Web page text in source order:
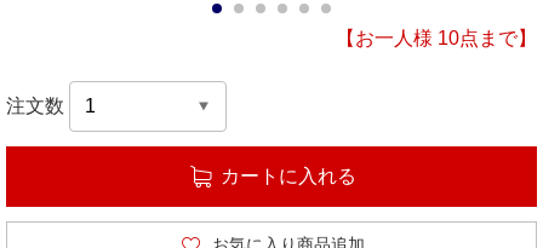
【お一人様 10点まで】
注文数
カートに入れる